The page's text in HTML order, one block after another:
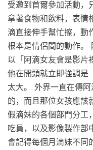
受邀到首爾參加活動，
拿著食物和飲料，表情
滴直接伸手幫忙擦，動
根本是情侶間的動作。
以「阿滴女友會是影片
他在開頭就立即強調是
太大。 外界一直在傳
的，而且那位女孩應該
假滴妹的各個部門分工
吃員，以及影像製作部
會記得每個月滴妹不同